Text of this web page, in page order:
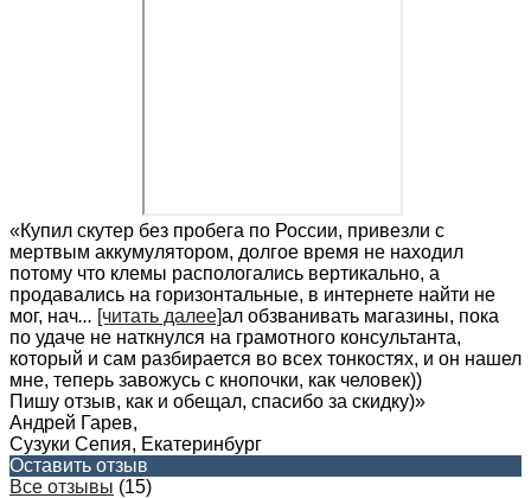
«Купил скутер без пробега по России, привезли с
мертвым аккумулятором, долгое время не находил
потому что клемы распологались вертикально, а
продавались на горизонтальные, в интернете найти не
мог, нач... [читать далее]ал обзванивать магазины, пока
по удаче не наткнулся на грамотного консультанта,
который и сам разбирается во всех тонкостях, и он нашел
мне, теперь завожусь с кнопочки, как человек))
Пишу отзыв, как и обещал, спасибо за скидку)»
Андрей Гарев,
Сузуки Сепия, Екатеринбург
Оставить отзыв
Все отзывы (15)